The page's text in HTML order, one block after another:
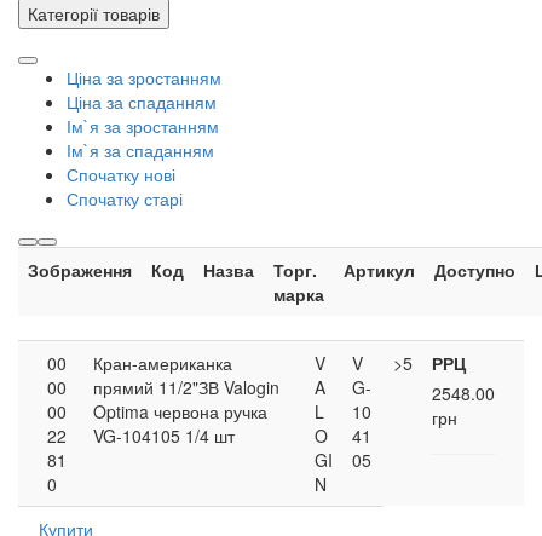
Категорії товарів
Ціна за зростанням
Ціна за спаданням
Ім`я за зростанням
Ім`я за спаданням
Спочатку нові
Спочатку старі
Зображення Код Назва
Торг.
марка
Артикул Доступно
00
00
00
22
81
0
Кран-американка
прямий 11/2"ЗВ Valogin
Optima червона ручка
VG-104105 1/4 шт
V
A
L
O
GI
N
V
G-
10
41
05
>5
РРЦ
2548.00
грн
Купити